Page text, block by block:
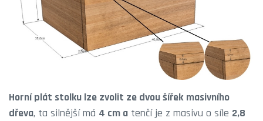
Horní plát stolku lze zvolit ze dvou šířek masivního
dřeva, ta silnější má 4 cm a tenčí je z masivu o síle 2,8